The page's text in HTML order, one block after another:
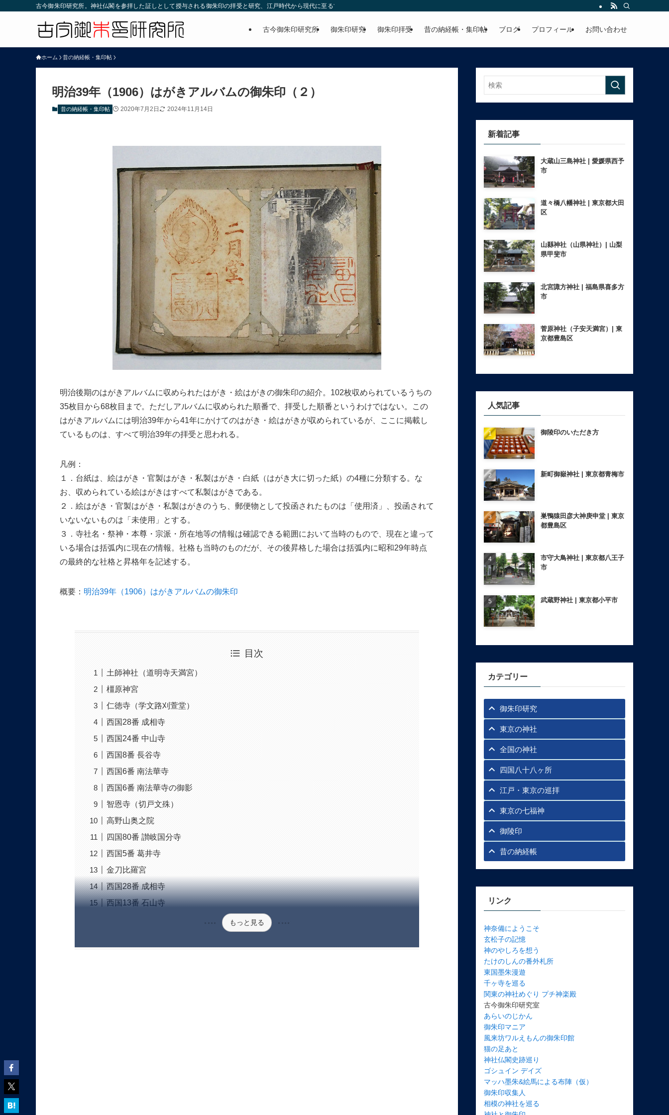
古今御朱印研究所。神社仏閣を参拝した証しとして授与される御朱印の拝受と研究、江戸時代から現代に至る古今の御朱印の紹介。
古今御朱印研究所 御朱印研究 御朱印拝受 昔の納経帳・集印帖 ブログ プロフィール お問い合わせ
ホーム 昔の納経帳・集印帖
明治39年（1906）はがきアルバムの御朱印（２）
昔の納経帳・集印帖 2020年7月2日 2024年11月14日
明治後期のはがきアルバムに収められたはがき・絵はがきの御朱印の紹介。102枚収められているうちの
35枚目から68枚目まで。ただしアルバムに収められた順番で、拝受した順番というわけではない。この
はがきアルバムには明治39年から41年にかけてのはがき・絵はがきが収められているが、ここに掲載し
ているものは、すべて明治39年の拝受と思われる。
凡例：
１．台紙は、絵はがき・官製はがき・私製はがき・白紙（はがき大に切った紙）の4種に分類する。な
お、収められている絵はがきはすべて私製はがきである。
２．絵はがき・官製はがき・私製はがきのうち、郵便物として投函されたものは「使用済」、投函されて
いないないものは「未使用」とする。
３．寺社名・祭神・本尊・宗派・所在地等の情報は確認できる範囲において当時のもので、現在と違って
いる場合は括弧内に現在の情報。社格も当時のものだが、その後昇格した場合は括弧内に昭和29年時点
の最終的な社格と昇格年を記述する。
概要： 明治39年（1906）はがきアルバムの御朱印
目次
土師神社（道明寺天満宮）
橿原神宮
仁徳寺（学文路刈萱堂）
西国28番 成相寺
西国24番 中山寺
西国8番 長谷寺
西国6番 南法華寺
西国6番 南法華寺の御影
智恩寺（切戸文殊）
高野山奥之院
四国80番 讃岐国分寺
西国5番 葛井寺
金刀比羅宮
西国28番 成相寺
西国13番 石山寺
もっと見る
新着記事
大蔵山三島神社 | 愛媛県西予
市
道々橋八幡神社 | 東京都大田
区
山縣神社（山県神社）| 山梨
県甲斐市
北宮諏方神社 | 福島県喜多方
市
菅原神社（子安天満宮）| 東
京都豊島区
人気記事
御陵印のいただき方
新町御嶽神社 | 東京都青梅市
巣鴨猿田彦大神庚申堂 | 東京
都豊島区
市守大鳥神社 | 東京都八王子
市
武蔵野神社 | 東京都小平市
カテゴリー
御朱印研究
東京の神社
全国の神社
四国八十八ヶ所
江戸・東京の巡拝
東京の七福神
御陵印
昔の納経帳
リンク
神奈備にようこそ
玄松子の記憶
神のやしろを想う
たけのしんの番外札所
東国墨朱漫遊
千ヶ寺を巡る
関東の神社めぐり プチ神楽殿
古今御朱印研究室
あらいのじかん
御朱印マニア
風来坊ワルえもんの御朱印館
猫の足あと
神社仏閣史跡巡り
ゴシュイン デイズ
マッハ墨朱&絵馬による布陣（仮）
御朱印収集人
相模の神社を巡る